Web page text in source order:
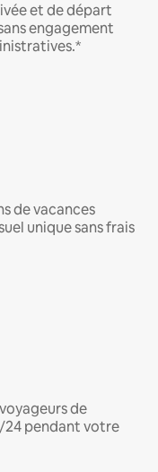
et de départ
engagement
de vacances
unique sans frais
de
24 pendant votre